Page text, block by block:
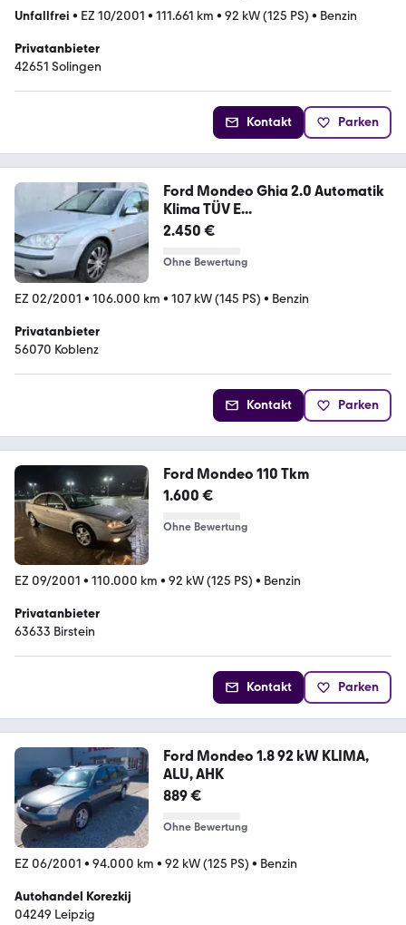
Unfallfrei • EZ 10/2001 • 111.661 km • 92 kW (125 PS) • Benzin
Privatanbieter
42651 Solingen
Kontakt Parken
Ford Mondeo Ghia 2.0 Automatik
Klima TÜV E...
2.450 €
Ohne Bewertung
EZ 02/2001 • 106.000 km • 107 kW (145 PS) • Benzin
Privatanbieter
56070 Koblenz
Kontakt Parken
Ford Mondeo 110 Tkm
1.600 €
Ohne Bewertung
EZ 09/2001 • 110.000 km • 92 kW (125 PS) • Benzin
Privatanbieter
63633 Birstein
Kontakt Parken
Ford Mondeo 1.8 92 kW KLIMA,
ALU, AHK
889 €
Ohne Bewertung
EZ 06/2001 • 94.000 km • 92 kW (125 PS) • Benzin
Autohandel Korezkij
04249 Leipzig